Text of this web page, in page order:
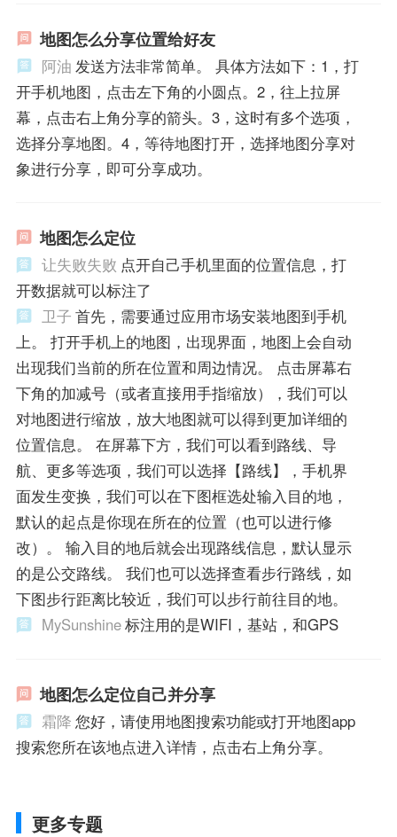
地图怎么分享位置给好友
阿油 发送方法非常简单。 具体方法如下：1，打
开手机地图，点击左下角的小圆点。2，往上拉屏
幕，点击右上角分享的箭头。3，这时有多个选项，
选择分享地图。4，等待地图打开，选择地图分享对
象进行分享，即可分享成功。
地图怎么定位
让失败失败 点开自己手机里面的位置信息，打
开数据就可以标注了
卫子 首先，需要通过应用市场安装地图到手机
上。 打开手机上的地图，出现界面，地图上会自动
出现我们当前的所在位置和周边情况。 点击屏幕右
下角的加减号（或者直接用手指缩放），我们可以
对地图进行缩放，放大地图就可以得到更加详细的
位置信息。 在屏幕下方，我们可以看到路线、导
航、更多等选项，我们可以选择【路线】，手机界
面发生变换，我们可以在下图框选处输入目的地，
默认的起点是你现在所在的位置（也可以进行修
改）。 输入目的地后就会出现路线信息，默认显示
的是公交路线。 我们也可以选择查看步行路线，如
下图步行距离比较近，我们可以步行前往目的地。
MySunshine标注用的是WIFI，基站，和GPS
地图怎么定位自己并分享
霜降 您好，请使用地图搜索功能或打开地图app
搜索您所在该地点进入详情，点击右上角分享。
更多专题